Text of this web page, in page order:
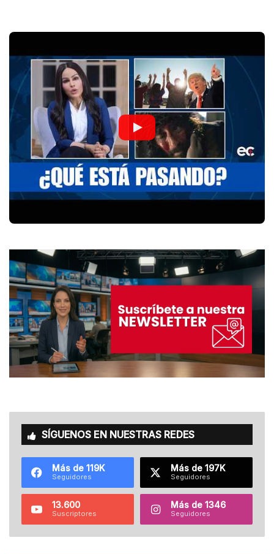
SÍGUENOS EN NUESTRAS REDES
Más de 119K
Seguidores
Más de 197K
Seguidores
13.600
Suscriptores
Más de 1346
Seguidores